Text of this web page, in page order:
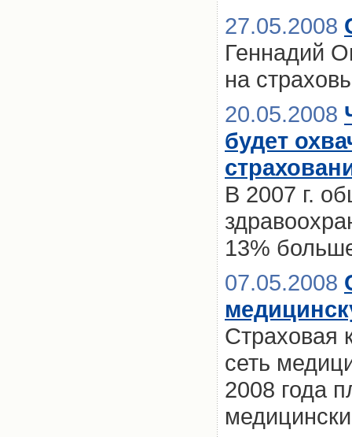
27.05.2008
Геннадий
на
20.05.2008
будет
В 2007 г.
13%
07.05.2008
Страховая
сеть
2008 года